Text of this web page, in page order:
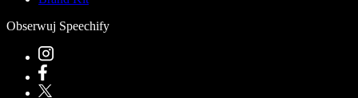
Obserwuj Speechify